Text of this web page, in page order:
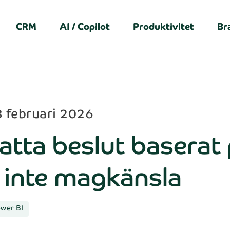
CRM AI / Copilot Produktivitet
februari 2026
beslut
magkänsla
BI